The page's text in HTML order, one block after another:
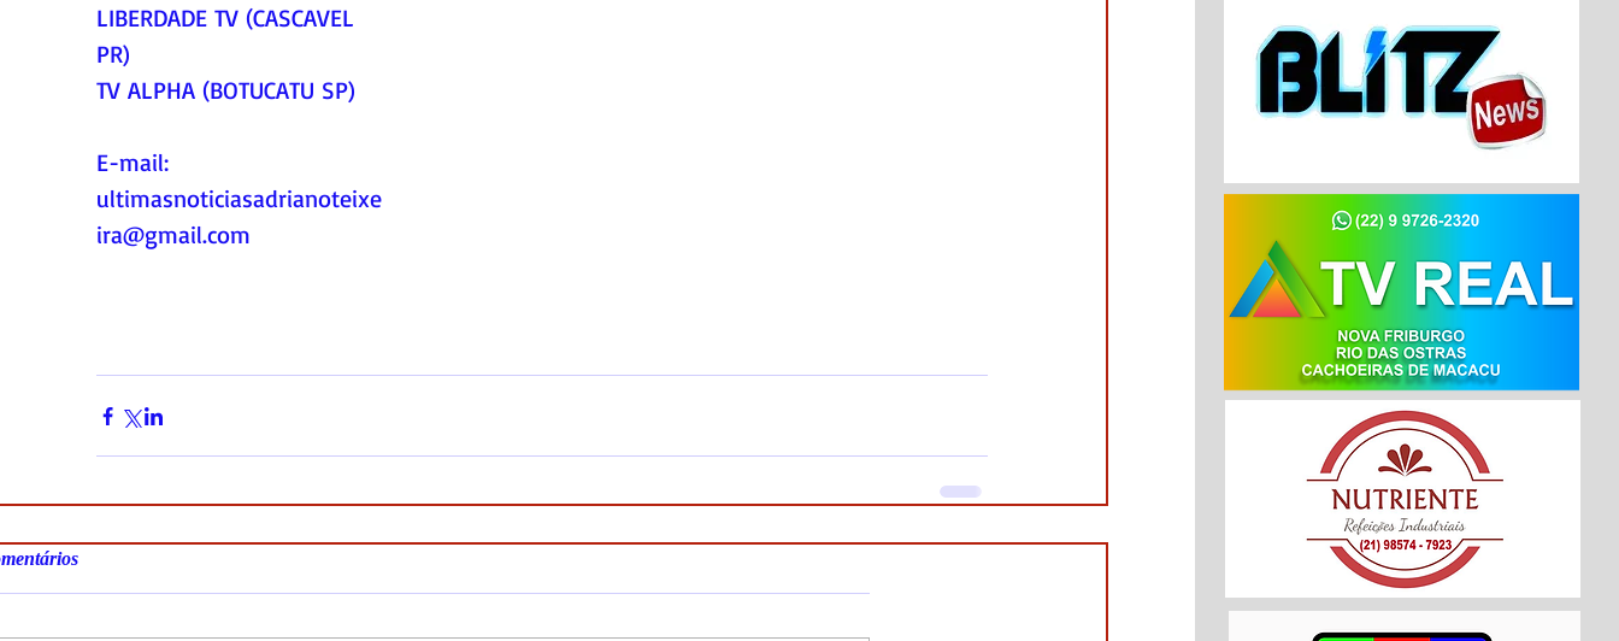
LIBERDADE TV (CASCAVEL
PR)
TV ALPHA (BOTUCATU SP)
E-mail:
ultimasnoticiasadrianoteixe
ira@gmail.com